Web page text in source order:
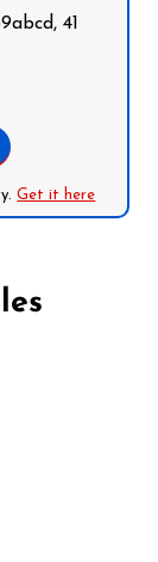
41
Get it here